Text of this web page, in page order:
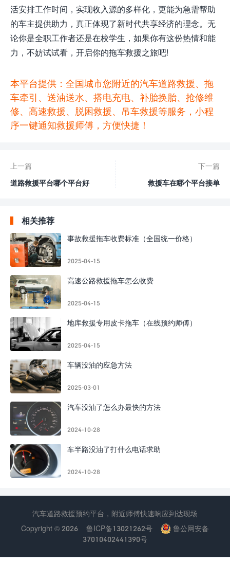
活安排工作时间，实现收入源的多样化，更能为急需帮助
的车主提供助力，真正体现了新时代共享经济的理念。无
论你是全职工作者还是在校学生，如果你有这份热情和能
力，不妨试试看，开启你的拖车救援之旅吧!
本平台提供：全国城市您附近的汽车道路救援、拖
车牵引、送油送水、搭电充电、补胎换胎、抢修维
修、高速救援、脱困救援、吊车救援等服务，小程
序一键通知救援师傅，方便快捷！
上一篇
道路救援平台哪个平台好
下一篇
救援车在哪个平台接单
相关推荐
事故救援拖车收费标准（全国统一价格）
2025-04-15
高速公路救援拖车怎么收费
2025-04-15
地库救援专用皮卡拖车（在线预约师傅）
2025-04-15
车辆没油的应急方法
2025-03-01
汽车没油了怎么办最快的方法
2024-10-28
车半路没油了打什么电话求助
2024-10-28
汽车道路救援预约平台，附近师傅快速响应到达现场
Copyright © 2026
鲁ICP备13021262号
鲁公网安备
37010402441390号